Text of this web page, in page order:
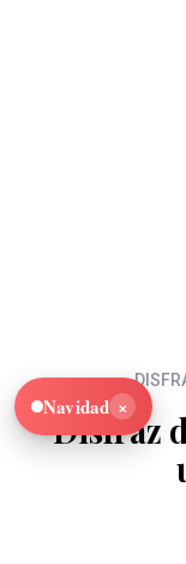
Disfraz
Navidad ×